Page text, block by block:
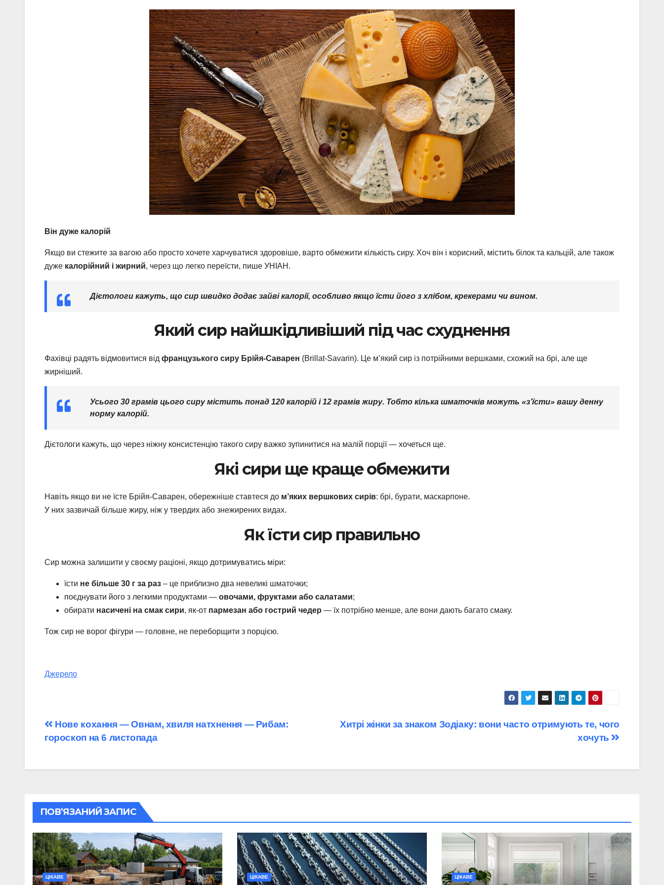
Він дуже калорій
Якщо ви стежите за вагою або просто хочете харчуватися здоровіше, варто обмежити кількість сиру. Хоч він і корисний, містить білок та кальцій, але також
дуже калорійний і жирний, через що легко переїсти, пише УНІАН.
Дієтологи кажуть, що сир швидко додає зайві калорії, особливо якщо їсти його з хлібом, крекерами чи вином.
Який сир найшкідливіший під час схуднення
Фахівці радять відмовитися від французького сиру Брійя-Саварен (Brillat-Savarin). Це м’який сир із потрійними вершками, схожий на брі, але ще
жирніший.
Усього 30 грамів цього сиру містить понад 120 калорій і 12 грамів жиру. Тобто кілька шматочків можуть «з’їсти» вашу денну
норму калорій.
Дієтологи кажуть, що через ніжну консистенцію такого сиру важко зупинитися на малій порції — хочеться ще.
Які сири ще краще обмежити
Навіть якщо ви не їсте Брійя-Саварен, обережніше ставтеся до м’яких вершкових сирів: брі, бурати, маскарпоне.
У них зазвичай більше жиру, ніж у твердих або знежирених видах.
Як їсти сир правильно
Сир можна залишити у своєму раціоні, якщо дотримуватись міри:
їсти не більше 30 г за раз – це приблизно два невеликі шматочки;
поєднувати його з легкими продуктами — овочами, фруктами або салатами;
обирати насичені на смак сири, як-от пармезан або гострий чедер — їх потрібно менше, але вони дають багато смаку.
Тож сир не ворог фігури — головне, не переборщити з порцією.
Джерело
Навігація
записів
Хитрі жінки за знаком Зодіаку: вони часто отримують те, чого
хочуть
Нове кохання — Овнам, хвиля натхнення — Рибам:
гороскоп на 6 листопада
ПОВ’ЯЗАНИЙ ЗАПИС
ЦІКАВЕ ЦІКАВЕ ЦІКАВЕ